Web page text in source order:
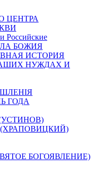
ЦЕНТРА
Российские
БОЖИЯ
ИСТОРИЯ
НУЖДАХ И
ГОДА
БОГОЯВЛЕНИЕ)